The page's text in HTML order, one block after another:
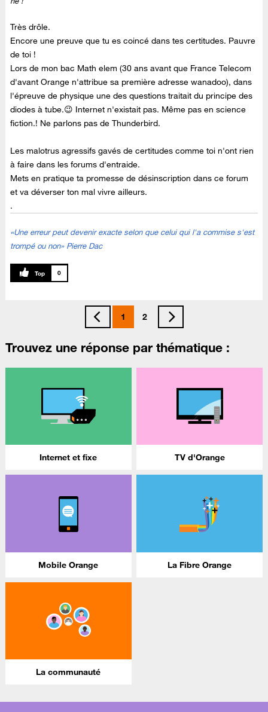
Très drôle.
Encore une preuve que tu es coincé dans tes certitudes. Pauvre
de toi !
Lors de mon bac Math elem (30 ans avant que France Telecom
d'avant Orange n'attribue sa première adresse wanadoo), dans
l'épreuve de physique une des questions traitait du principe des
diodes à tube.😉 Internet n'existait pas. Même pas en science
fiction.! Ne parlons pas de Thunderbird.
Les malotrus agressifs gavés de certitudes comme toi n'ont rien
à faire dans les forums d'entraide.
Mets en pratique ta promesse de désinscription dans ce forum
et va déverser ton mal vivre ailleurs.
.
«Une erreur peut devenir exacte selon que celui qui l'a commise s'est
trompé ou non» Pierre Dac
0
1 2
Trouvez une réponse par thématique :
Internet et fixe TV d'Orange
Mobile Orange La Fibre Orange
La communauté